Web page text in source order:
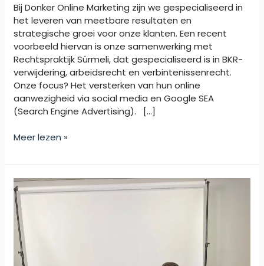
Bij Donker Online Marketing zijn we gespecialiseerd in
het leveren van meetbare resultaten en
strategische groei voor onze klanten. Een recent
voorbeeld hiervan is onze samenwerking met
Rechtspraktijk Sürmeli, dat gespecialiseerd is in BKR-
verwijdering, arbeidsrecht en verbintenissenrecht.
Onze focus? Het versterken van hun online
aanwezigheid via social media en Google SEA
(Search Engine Advertising). […]
Meer lezen »
Professionele
productvideo’s
voor
Brisby
opgenomen